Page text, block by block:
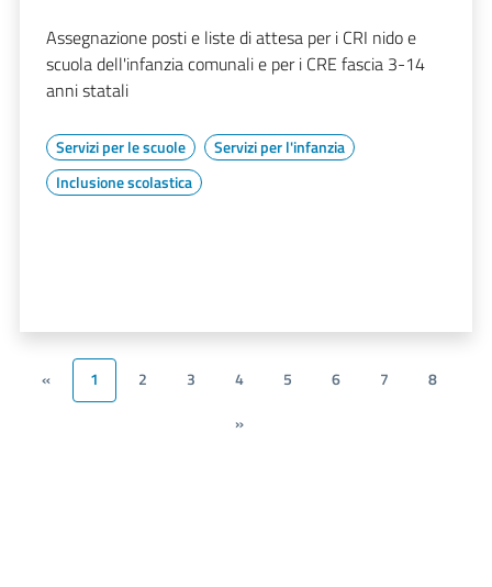
Assegnazione posti e liste di attesa per i CRI nido e
scuola dell'infanzia comunali e per i CRE fascia 3-14
anni statali
Servizi per le scuole
Servizi per l'infanzia
Inclusione scolastica
« 1 2 3 4 5 6 7
8
»